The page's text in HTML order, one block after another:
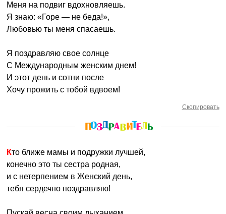
Меня на подвиг вдохновляешь.
Я знаю: «Горе — не беда!»,
Любовью ты меня спасаешь.
Я поздравляю свое солнце
С Международным женским днем!
И этот день и сотни после
Хочу прожить с тобой вдвоем!
Скопировать
Кто ближе мамы и подружки лучшей,
конечно это ты сестра родная,
и с нетерпением в Женский день,
тебя сердечно поздравляю!